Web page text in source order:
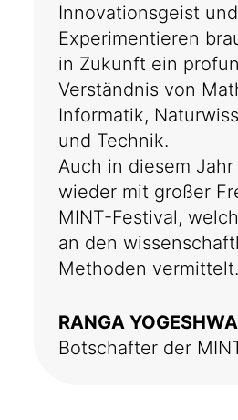
Innovationsgeist
Experimentieren
in Zukunft ein
Verständnis von
Informatik,
und Technik.
Auch in diesem
wieder mit großer
MINT-Festival,
an den
Methoden
RANGA
Botschafter der